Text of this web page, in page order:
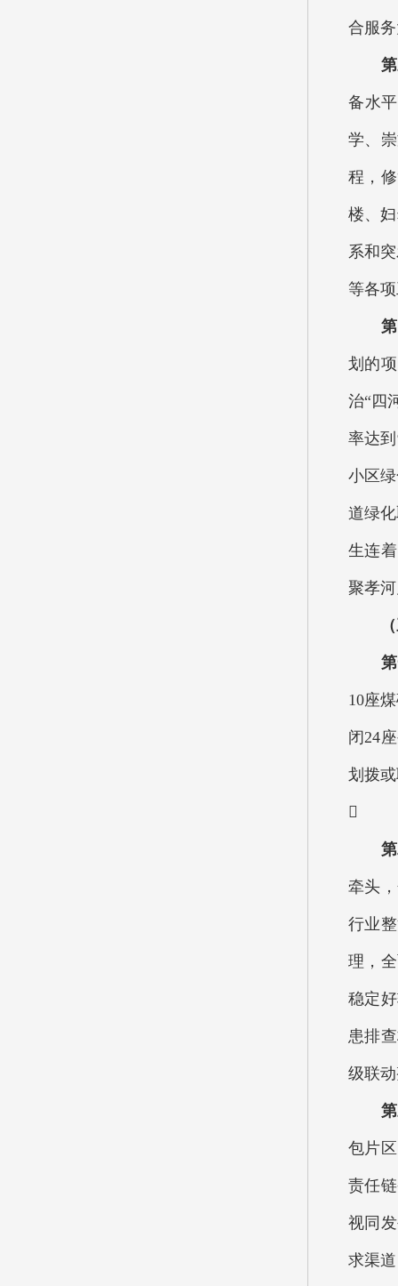
合服
第
备水
学、
程，
楼、
系和
等各
第四
划的
治“四
率达
小区
道绿
生连
聚孝
（三
第
10座
闭24
划拨

第
牵头
行业
理，
稳定
患排
级联
第三
包片
责任
视同
求渠